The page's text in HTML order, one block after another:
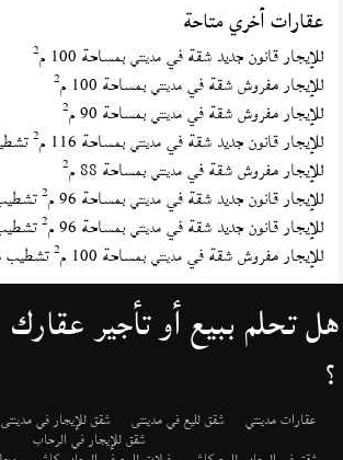
عقارات أخري متاحة
للإيجار قانون جديد شقة فيمدينتي بمساحة 100 م 2
للإيجار مفروش شقة فيمدينتي بمساحة 100 م 2
للإيجار مفروش شقة فيمدينتي بمساحة 90 م 2
للإيجار قانون جديد شقة فيمدينتي بمساحة 116 م 2
للإيجار مفروش شقة فيمدينتي بمساحة 88 م 2
للإيجار قانون جديد شقة فيمدينتي بمساحة 96 م 2
للإيجار قانون جديد شقة فيمدينتي بمساحة 96 م 2
للإيجار مفروش شقة فيمدينتي بمساحة 100 م 2تشطيب
هل تحلم ببيع أو تأجير عقارك
؟
عقارات مدينتي شقق لليع في مدينتى شقق للإيجار في مدينتى
شقق للإيجار في الرحاب